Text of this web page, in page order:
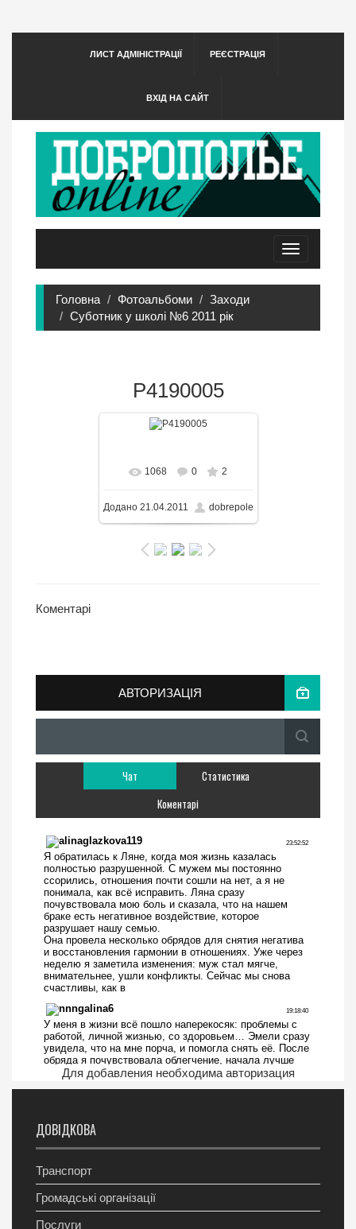
ЛИСТ АДМІНІСТРАЦІЇ РЕЄСТРАЦІЯ
ВХІД НА САЙТ
Toggle
navigation
Головна Фотоальбоми
Заходи
Суботник у школі №6 2011 рік
P4190005
655x1024/ 192.1KB
1068 0 2
Додано21.04.2011 dobrepole
Коментарі
АВТОРИЗАЦІЯ
Чат
Статистика
Коментарі
Для добавления необходима авторизация
ДОВІДКОВА
Транспорт
Громадські організації
Послуги